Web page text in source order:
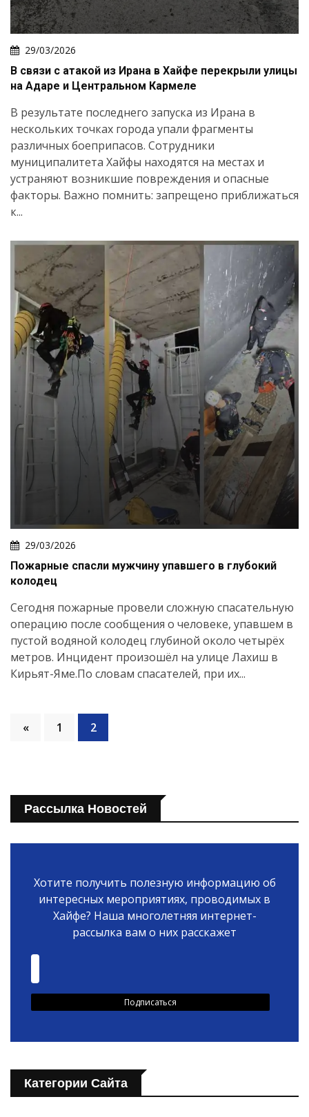
Искать
29/03/2026
В связи с атакой из Ирана в Хайфе перекрыли улицы
на Адаре и Центральном Кармеле
В результате последнего запуска из Ирана в
нескольких точках города упали фрагменты
различных боеприпасов. Сотрудники
муниципалитета Хайфы находятся на местах и
устраняют возникшие повреждения и опасные
факторы. Важно помнить: запрещено приближаться
к...
29/03/2026
Пожарные спасли мужчину упавшего в глубокий
колодец
Сегодня пожарные провели сложную спасательную
операцию после сообщения о человеке, упавшем в
пустой водяной колодец глубиной около четырёх
метров. Инцидент произошёл на улице Лахиш в
Кирьят-Яме.По словам спасателей, при их...
« 1 2
Рассылка Новостей
Хотите получить полезную информацию об
интересных мероприятиях, проводимых в
Хайфе? Наша многолетняя интернет-
рассылка вам о них расскажет
Категории Сайта